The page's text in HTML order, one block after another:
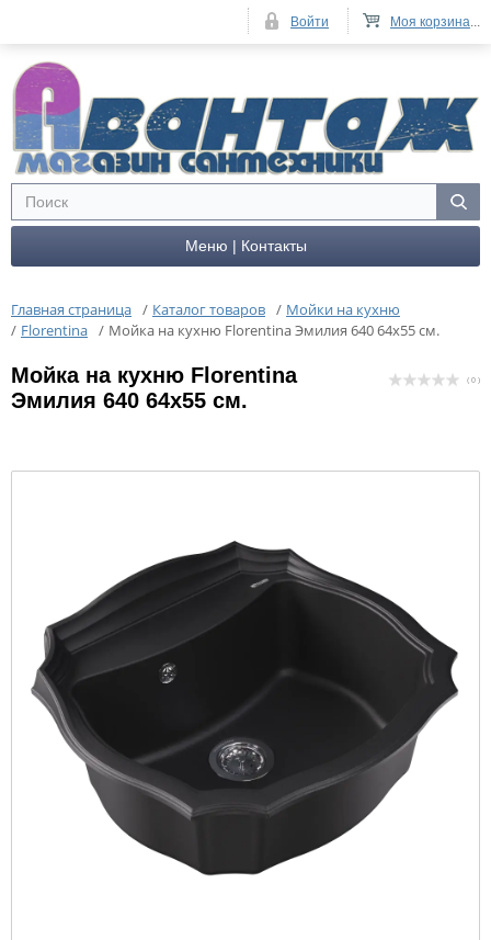
Меню | Контакты
Главная страница / Каталог товаров / Мойки на кухню
/ Florentina / Мойка на кухню Florentina Эмилия 640 64x55 см.
Мойка на кухню Florentina
Эмилия 640 64x55 см.
( 0 )
Моя корзина...
Войти